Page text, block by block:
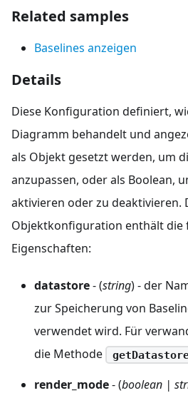
Related samples
Baselines anzeigen
Details
Diese Konfiguration definiert,
Diagramm behandelt und
als Objekt gesetzt werden, um
anzupassen, oder als Boolean,
aktivieren oder zu deaktivieren.
Objektkonfiguration enthält die
Eigenschaften:
datastore- (string) - der
zur Speicherung von
verwendet wird. Für
die Methode
render_mode- (boolean |